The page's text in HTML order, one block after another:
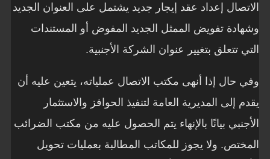
الاتصال إعداد عقد إيجار جديد يشتمل على العنوان الجديد
وشهادة تفويض الممثل الجديد المفوض أو المستندات
التي تتعلق بتغيير عنوان الشركة الأجنبية.
وفي حال إذا أنهى مكتب الاتصال عملياته، يتعين عليه أن
يقدم إلى المديرية العامة لتنفيذ الحوافز والاستثمار
الأجنبي بيانًا بالإنهاء يتم الحصول عليه من مكتب الضرائب
المختص. ولا يجوز للمكاتب المطالبة بعمليات تحويل